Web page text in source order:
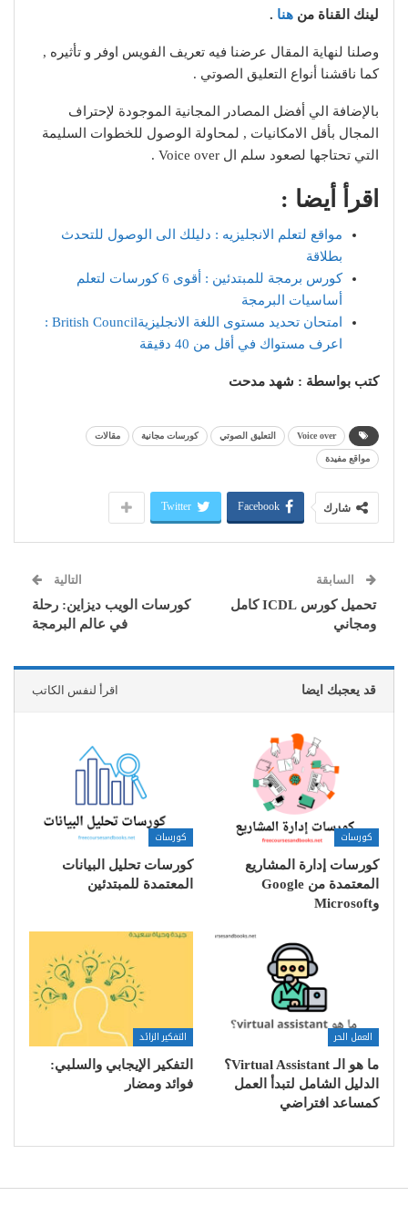
لينك القناة من هنا .
وصلنا لنهاية المقال عرضنا فيه تعريف الفويس اوفر و تأثيره ,
كما ناقشنا أنواع التعليق الصوتي .
بالإضافة الي أفضل المصادر المجانية الموجودة لإحتراف
المجال بأقل الامكانيات , لمحاولة الوصول للخطوات السليمة
التي تحتاجها لصعود سلم ال Voice over .
اقرأ أيضا :
مواقع لتعلم الانجليزيه : دليلك الى الوصول للتحدث
بطلاقة
كورس برمجة للمبتدئين : أقوى 6 كورسات لتعلم
أساسيات البرمجة
امتحان تحديد مستوى اللغة الانجليزيةBritish Council :
اعرف مستواك في أقل من 40 دقيقة
كتب بواسطة : شهد مدحت
Voice over التعليق الصوتي كورسات مجانية مقالات
مواقع مفيدة
شارك Facebook
Twitter
السابقة
تحميل كورس ICDL كامل
ومجاني
التالية
كورسات الويب ديزاين: رحلة
في عالم البرمجة
قد يعجبك ايضا اقرأ لنفس الكاتب
كورسات
كورسات إدارة المشاريع
المعتمدة من Google
وMicrosoft
كورسات
كورسات تحليل البيانات
المعتمدة للمبتدئين
العمل الحر
ما هو الـ Virtual Assistant؟
الدليل الشامل لتبدأ العمل
كمساعد افتراضي
التفكير الزائد
التفكير الإيجابي والسلبي:
فوائد ومضار